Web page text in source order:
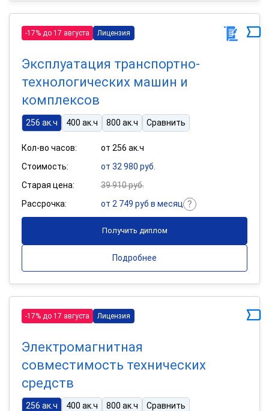
-17% до 17 августа Лицензия
Эксплуатация транспортно-
технологических машин и
комплексов
256 ак.ч 400 ак.ч 800 ак.ч Сравнить
Кол-во часов:
от 256 ак.ч
Стоимость:
от 32 980 руб.
Старая цена:
39 910 руб.
Рассрочка:
от 2 749 руб в месяц
Получить диплом
Подробнее
-17% до 17 августа Лицензия
Электромагнитная
совместимость технических
средств
256 ак.ч 400 ак.ч 800 ак.ч Сравнить